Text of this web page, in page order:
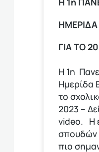
ΓΙΑ ΤΟ
Η 1η
Ημερίδα
το
2023 –
video. Η
σπουδών
πιο